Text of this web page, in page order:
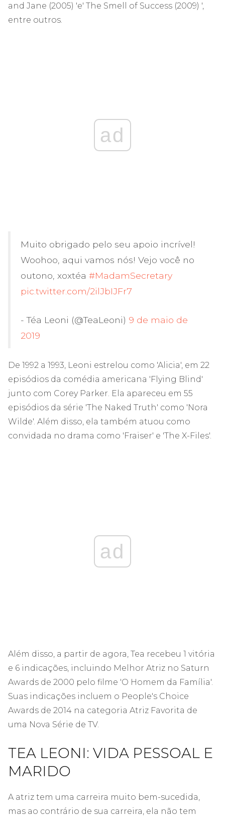
and Jane (2005) 'e' The Smell of Success (2009) ',
entre outros.
ad
Muito obrigado pelo seu apoio incrível!
Woohoo, aqui vamos nós! Vejo você no
outono, xoxtéa #MadamSecretary
pic.twitter.com/2ilJbIJFr7
- Téa Leoni (@TeaLeoni) 9 de maio de
2019
De 1992 a 1993, Leoni estrelou como 'Alicia', em 22
episódios da comédia americana 'Flying Blind'
junto com Corey Parker. Ela apareceu em 55
episódios da série 'The Naked Truth' como 'Nora
Wilde'. Além disso, ela também atuou como
convidada no drama como 'Fraiser' e 'The X-Files'.
ad
Além disso, a partir de agora, Tea recebeu 1 vitória
e 6 indicações, incluindo Melhor Atriz no Saturn
Awards de 2000 pelo filme 'O Homem da Família'.
Suas indicações incluem o People's Choice
Awards de 2014 na categoria Atriz Favorita de
uma Nova Série de TV.
TEA LEONI: VIDA PESSOAL E
MARIDO
A atriz tem uma carreira muito bem-sucedida,
mas ao contrário de sua carreira, ela não tem